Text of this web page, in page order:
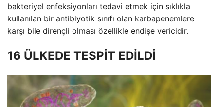
bakteriyel enfeksiyonları tedavi etmek için sıklıkla
kullanılan bir antibiyotik sınıfı olan karbapenemlere
karşı bile dirençli olması özellikle endişe vericidir.
16 ÜLKEDE TESPİT EDİLDİ